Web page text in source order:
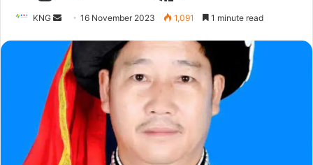
KNG
Send
email
16 November 2023 1,091 1 minute read